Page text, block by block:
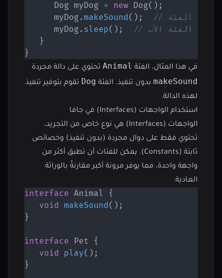
Dog myDog = new Dog( ) ;
      myDog
.makeSound( ) ;
      myDog
. sleep( ) ;
من الفئة الأب
}
}
في هذا المثال، الفئة Animal تحتوي على دالة مجردة
makeSound بدون تنفيذ. الفئة Dog تقوم بتوفير تنفيذ
لهذه الدالة.
استخدام الواجهات (Interfaces) في جافا
الواجهات (Interfaces) هي نوع خاص من التجريد،
تحتوي فقط على دوال مجردة (بدون تنفيذ) وخصائص
ثابتة (Constants). يمكن للفئات أن تطبق أكثر من
واجهة واحدة، مما يوفر مرونة أكبر مقارنةً بالوراثة
العادية.
interface Animal
{
void makeSound( ) ;
}
interface Pet
{
void play( ) ;
}